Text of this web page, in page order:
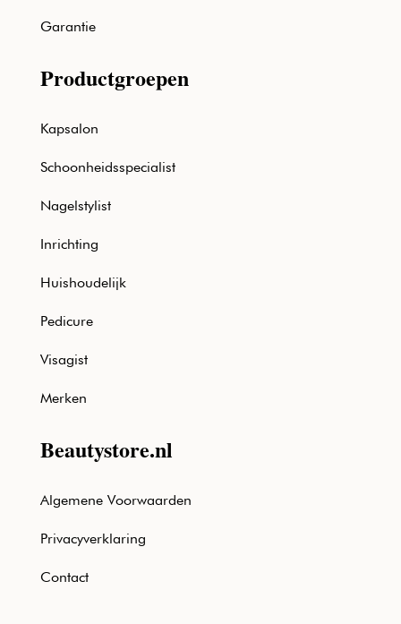
Garantie
Productgroepen
Kapsalon
Schoonheidsspecialist
Nagelstylist
Inrichting
Huishoudelijk
Pedicure
Visagist
Merken
Beautystore.nl
Algemene Voorwaarden
Privacyverklaring
Contact